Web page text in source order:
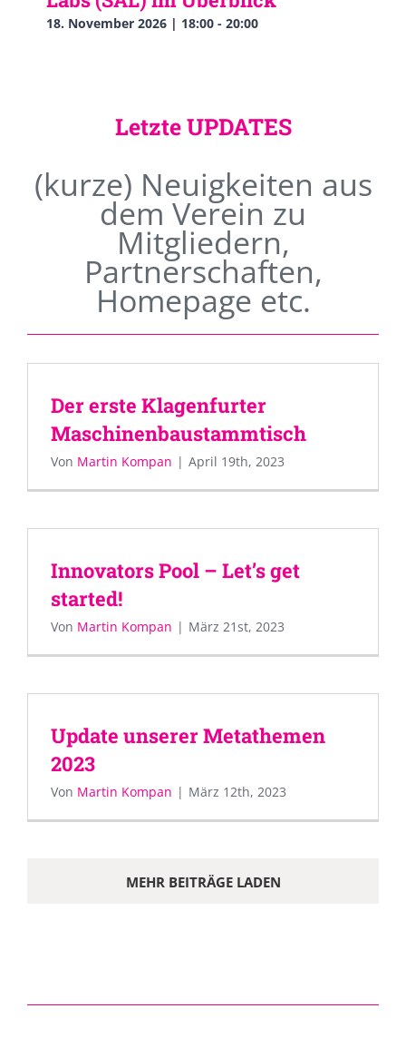
18. November 2026 | 18:00 - 20:00
Letzte UPDATES
(kurze) Neuigkeiten aus
dem Verein zu
Mitgliedern,
Partnerschaften,
Homepage etc.
Der erste Klagenfurter
Maschinenbaustammtisch
Von Martin Kompan | April 19th, 2023
Innovators Pool – Let’s get
started!
Von Martin Kompan | März 21st, 2023
Update unserer Metathemen
2023
Von Martin Kompan | März 12th, 2023
MEHR BEITRÄGE LADEN